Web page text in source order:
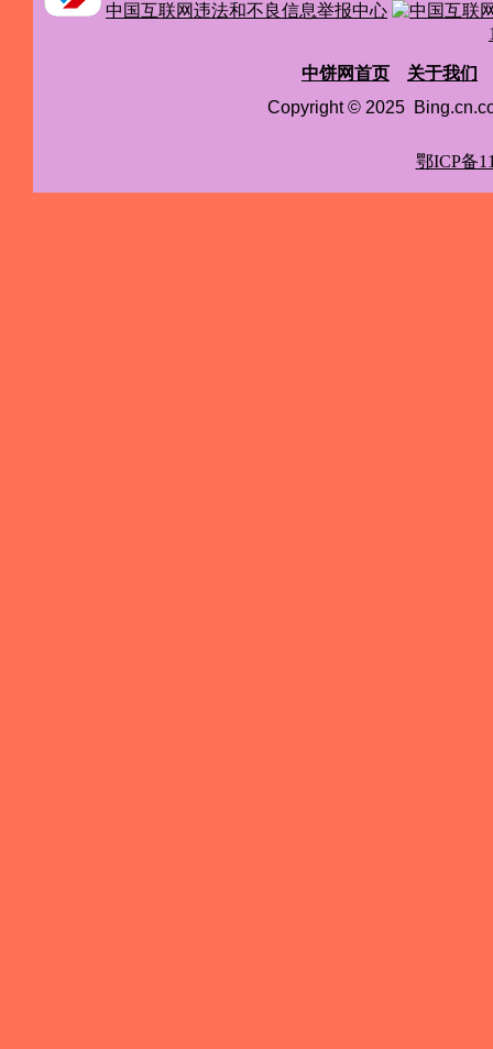
中国互联网违法和不良信息举报中心
中饼网首页
关于我们
Copyright © 2025
鄂ICP备